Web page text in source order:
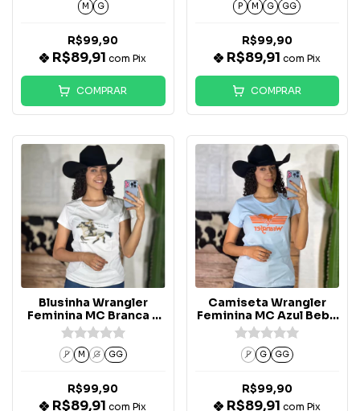
M G
R$99,90
R$89,91com Pix
COMPRAR
P M G GG
R$99,90
R$89,91 com Pix
COMPRAR
Blusinha Wrangler
Feminina MC Branca -
WF8038
P M G GG
R$99,90
R$89,91com Pix
Camiseta Wrangler
Feminina MC Azul Bebe
- WF8040AB
P G GG
R$99,90
R$89,91 com Pix